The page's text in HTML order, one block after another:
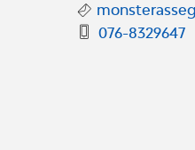
076-8329647